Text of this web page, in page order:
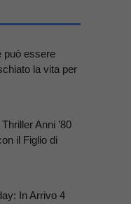
può essere
la vita per
Anni ’80
il Figlio di
In Arrivo 4